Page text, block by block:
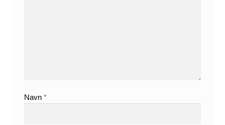
Navn*